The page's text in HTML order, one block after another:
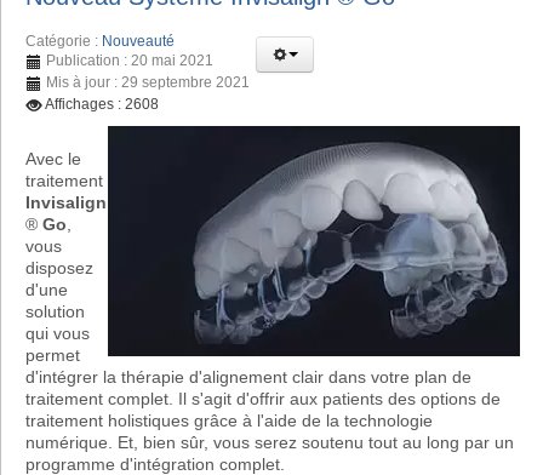
Catégorie : Nouveauté
Publication : 20 mai 2021
Mis à jour : 29 septembre 2021
Affichages : 2608
Avec le
traitement
Invisalign
® Go
vous
disposez
d'une
solution
qui vous
permet
d'intégrer la thérapie d'alignement clair dans votre plan de
traitement complet. Il s'agit d'offrir aux patients des options de
traitement holistiques grâce à l'aide de la technologie
numérique. Et, bien sûr, vous serez soutenu tout au long par un
programme d'intégration complet.